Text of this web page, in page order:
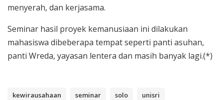
menyerah, dan kerjasama.
Seminar hasil proyek kemanusiaan ini dilakukan
mahasiswa dibeberapa tempat seperti panti asuhan,
panti Wreda, yayasan lentera dan masih banyak lagi.(*)
kewirausahaan seminar solo unisri